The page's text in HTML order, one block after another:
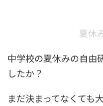
夏休
中学校の夏休みの自由
したか？
まだ決まってなくても